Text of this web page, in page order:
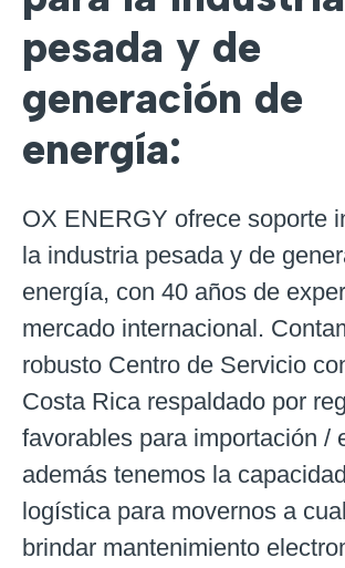
pesada y de
generación de
energía:
OX ENERGY ofrece soporte
la industria pesada y de
energía, con 40 años de
mercado internacional.
robusto Centro de Servicio
Costa Rica respaldado por
favorables para importación /
además tenemos la
logística para movernos a
brindar mantenimiento